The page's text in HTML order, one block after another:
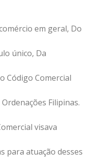
em geral, Do
único, Da
Código Comercial
Filipinas.
visava
para atuação desses